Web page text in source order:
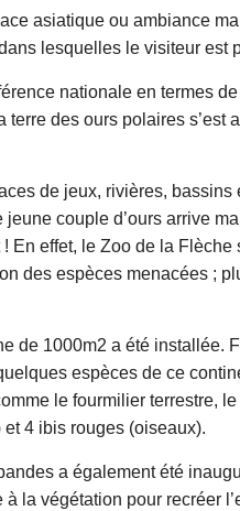
asiatique ou ambiance
lesquelles le visiteur est
nationale en termes
terre des ours polaires s’est
de jeux, rivières, bassins
couple d’ours arrive
En effet, le Zoo de la Flèche
des espèces menacées ;
de 1000m2 a été installée.
espèces de ce
le fourmilier terrestre,
4 ibis rouges (oiseaux).
a également été
la végétation pour recréer